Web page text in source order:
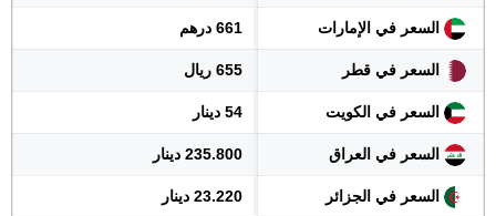
السعر في الإمارات 661 درهم
السعر في قطر 655 ريال
السعر في الكويت 54 دينار
السعر في العراق 235.800 دينار
السعر في الجزائر 23.220 دينار